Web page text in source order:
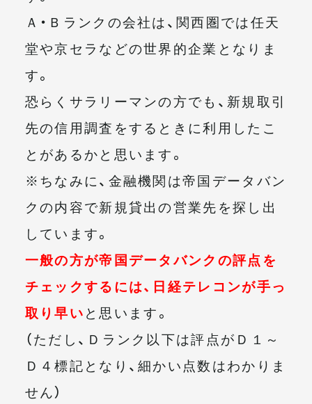
Ａ・Ｂランクの会社は、関西圏では任天
堂や京セラなどの世界的企業となりま
す。
恐らくサラリーマンの方でも、新規取引
先の信用調査をするときに利用したこ
とがあるかと思います。
※ちなみに、金融機関は帝国データバン
クの内容で新規貸出の営業先を探し出
しています。
一般の方が帝国データバンクの評点を
チェックするには、日経テレコンが手っ
取り早いと思います。
（ただし、Ｄランク以下は評点がＤ１～
Ｄ４標記となり、細かい点数はわかりま
せん）